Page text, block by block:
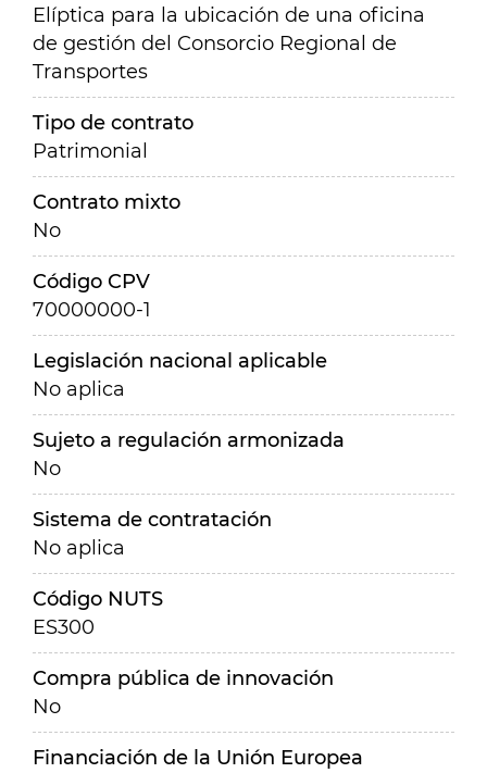
Elíptica para la ubicación de una oficina
de gestión del Consorcio Regional de
Transportes
Tipo de contrato
Patrimonial
Contrato mixto
No
Código CPV
70000000-1
Legislación nacional aplicable
No aplica
Sujeto a regulación armonizada
No
Sistema de contratación
No aplica
Código NUTS
ES300
Compra pública de innovación
No
Financiación de la Unión Europea